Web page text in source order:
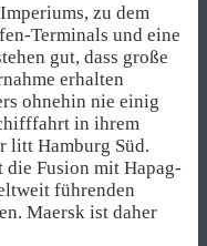
zu dem
Terminals und eine
gut, dass große
erhalten
ohnehin nie einig
in ihrem
litt Hamburg Süd.
die Fusion mit Hapag-
führenden
Maersk ist daher